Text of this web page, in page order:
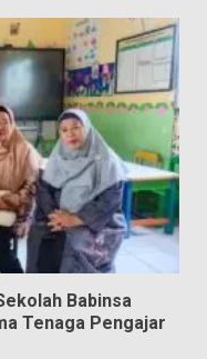
Babinsa
Tenaga Pengajar